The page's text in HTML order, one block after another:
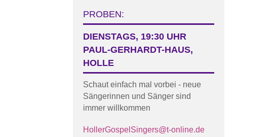
PROBEN:
DIENSTAGS, 19:30 UHR
PAUL-GERHARDT-HAUS,
HOLLE
Schaut einfach mal vorbei - neue
Sängerinnen und Sänger sind
immer willkommen
HollerGospelSingers@t-online.de